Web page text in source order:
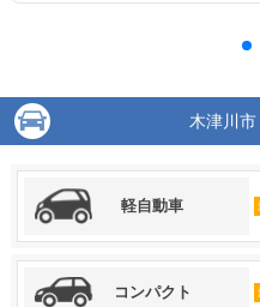
木津川
軽自動車
コンパクト